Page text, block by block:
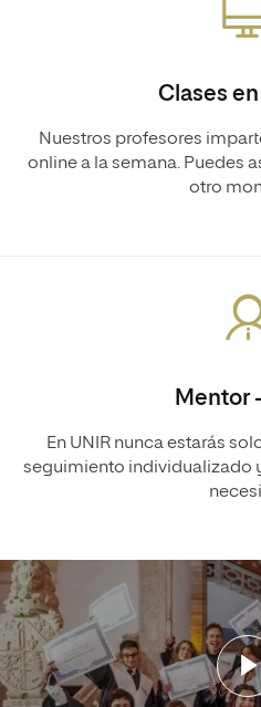
Clases
Nuestros profesores
online a la semana. Puedes
otro
Mentor
En UNIR nunca estarás
seguimiento individualizado